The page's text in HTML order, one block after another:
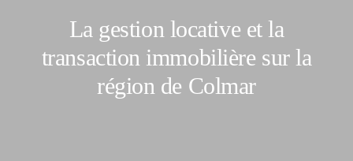
La gestion locative et la
transaction immobilière sur la
région de Colmar